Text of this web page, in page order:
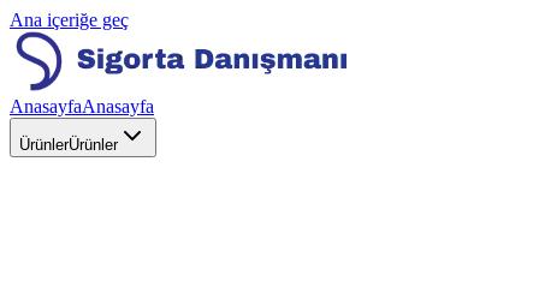
Ana içeriğe geç
AnasayfaAnasayfa
ÜrünlerÜrünler